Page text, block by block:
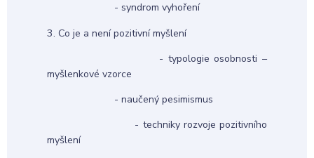
- syndrom vyhoření
3. Co je a není pozitivní myšlení
- typologie osobnosti –
myšlenkové vzorce
- naučený pesimismus
- techniky rozvoje pozitivního
myšlení